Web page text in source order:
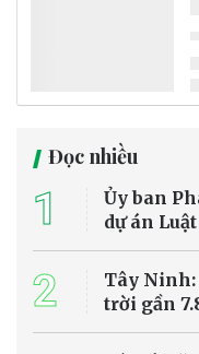
mục thi công chậm so với
tăng cường kiểm tra, đôn
đưa dự án vào vận hành.
Môi trường - Tài nguyên
Mưa kéo dài gây
nhiều địa phương